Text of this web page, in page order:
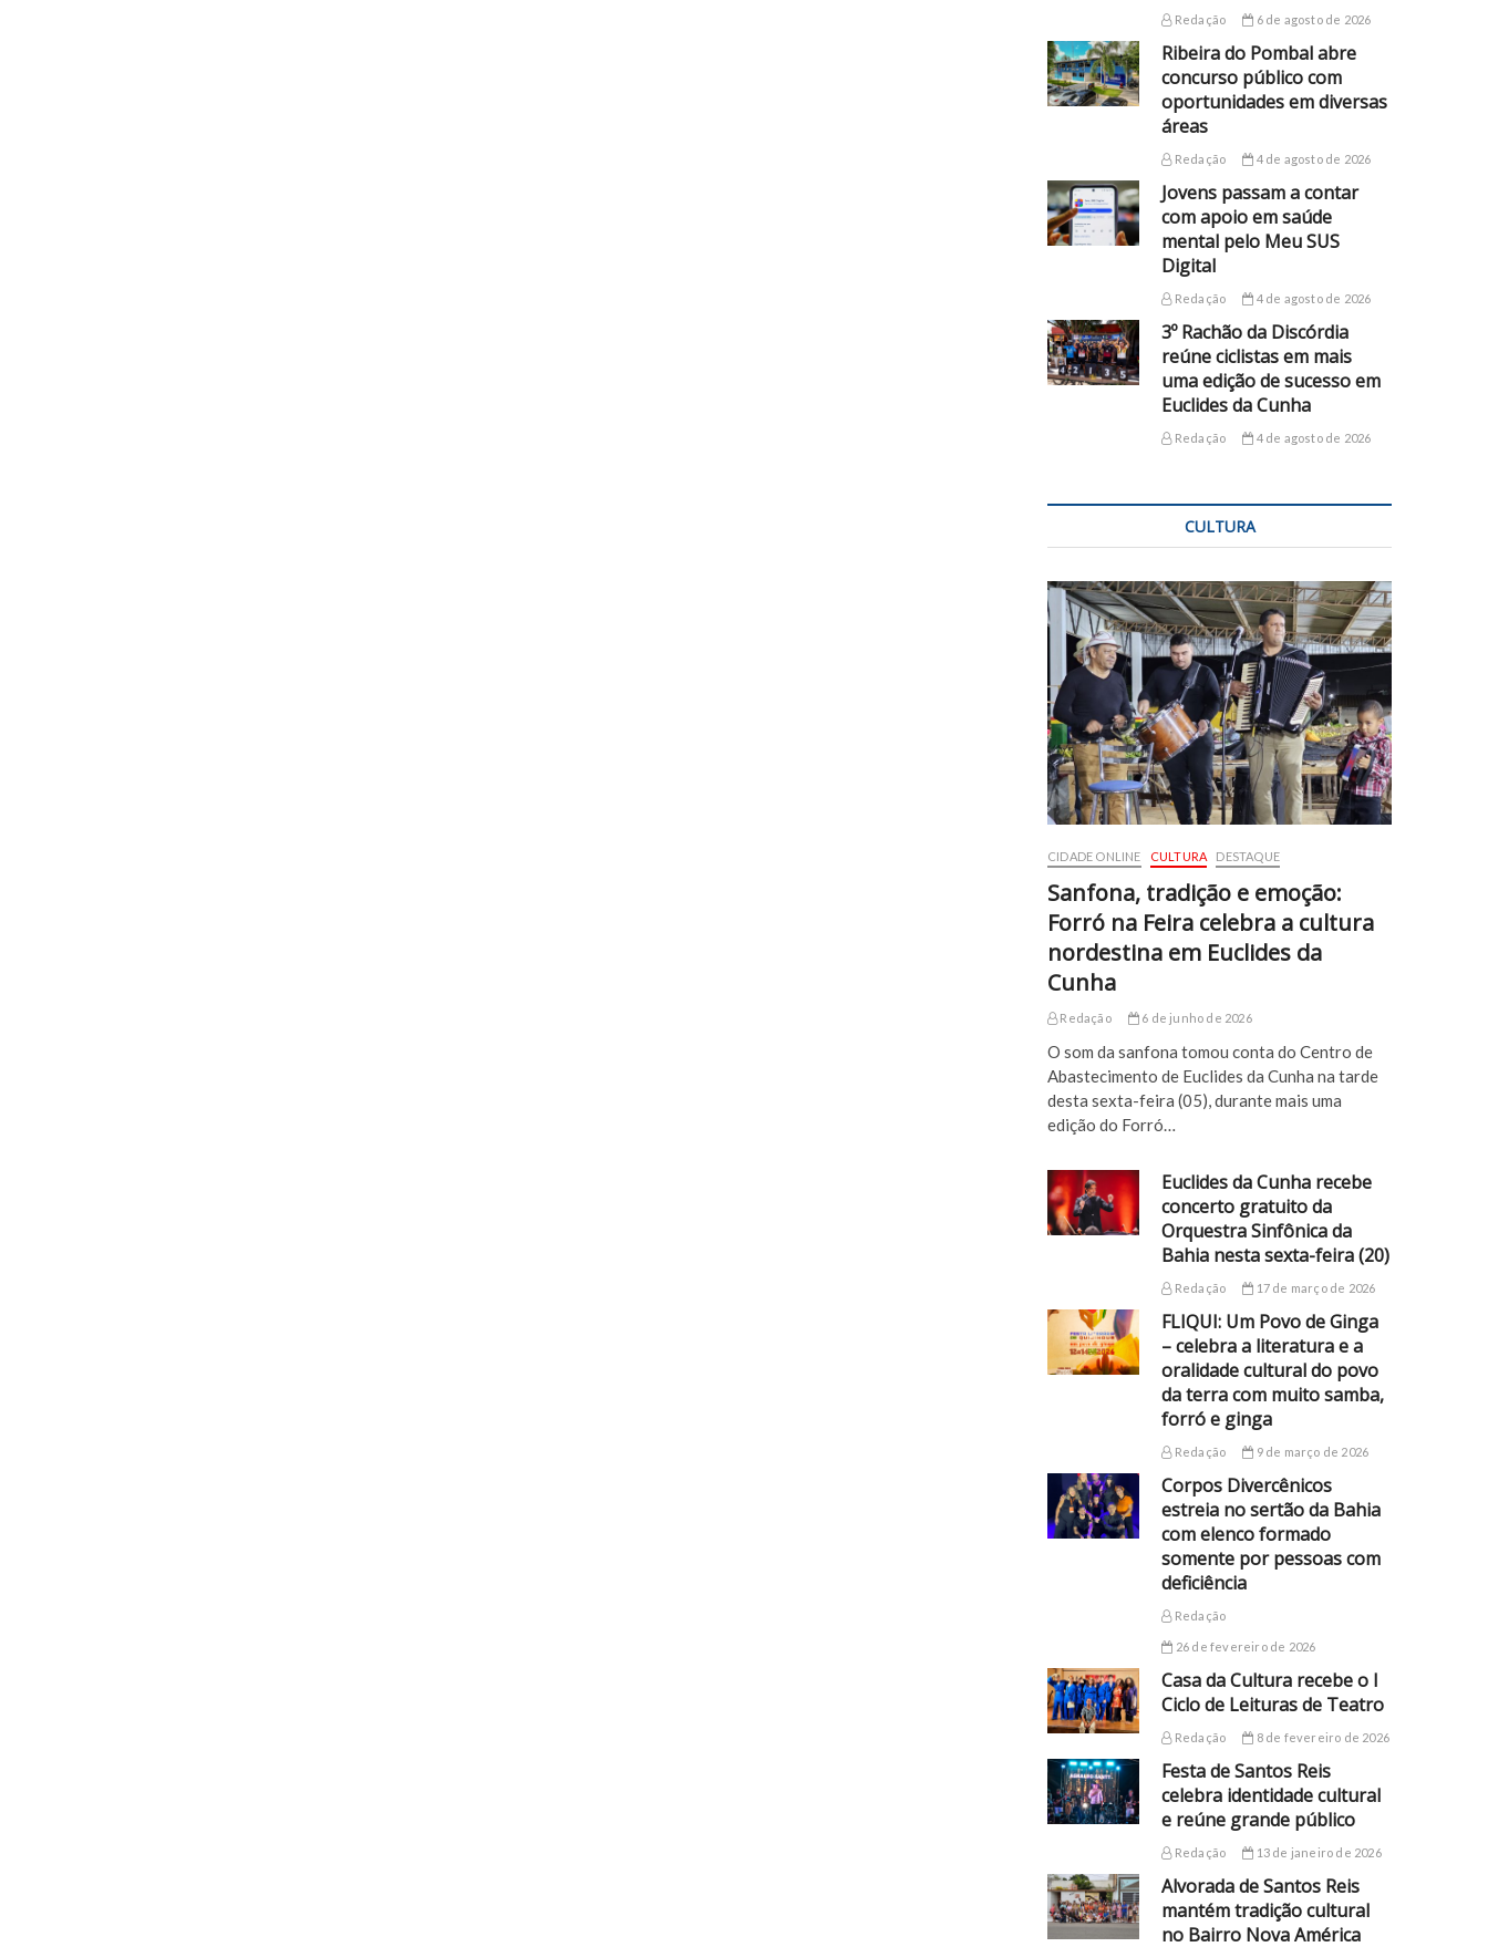
Redação 6 de agosto de 2026
Ribeira do Pombal abre
concurso público com
oportunidades em diversas
áreas
Redação 4 de agosto de 2026
Jovens passam a contar
com apoio em saúde
mental pelo Meu SUS
Digital
Redação 4 de agosto de 2026
3º Rachão da Discórdia
reúne ciclistas em mais
uma edição de sucesso em
Euclides da Cunha
Redação 4 de agosto de 2026
CULTURA
CIDADE ONLINE CULTURA DESTAQUE
Sanfona, tradição e emoção:
Forró na Feira celebra a cultura
nordestina em Euclides da
Cunha
Redação 6 de junho de 2026
O som da sanfona tomou conta do Centro de
Abastecimento de Euclides da Cunha na tarde
desta sexta-feira (05), durante mais uma
edição do Forró…
Euclides da Cunha recebe
concerto gratuito da
Orquestra Sinfônica da
Bahia nesta sexta-feira (20)
Redação 17 de março de 2026
FLIQUI: Um Povo de Ginga
– celebra a literatura e a
oralidade cultural do povo
da terra com muito samba,
forró e ginga
Redação 9 de março de 2026
Corpos Divercênicos
estreia no sertão da Bahia
com elenco formado
somente por pessoas com
deficiência
Redação
26 de fevereiro de 2026
Casa da Cultura recebe o I
Ciclo de Leituras de Teatro
Redação 8 de fevereiro de 2026
Festa de Santos Reis
celebra identidade cultural
e reúne grande público
Redação 13 de janeiro de 2026
Alvorada de Santos Reis
mantém tradição cultural
no Bairro Nova América